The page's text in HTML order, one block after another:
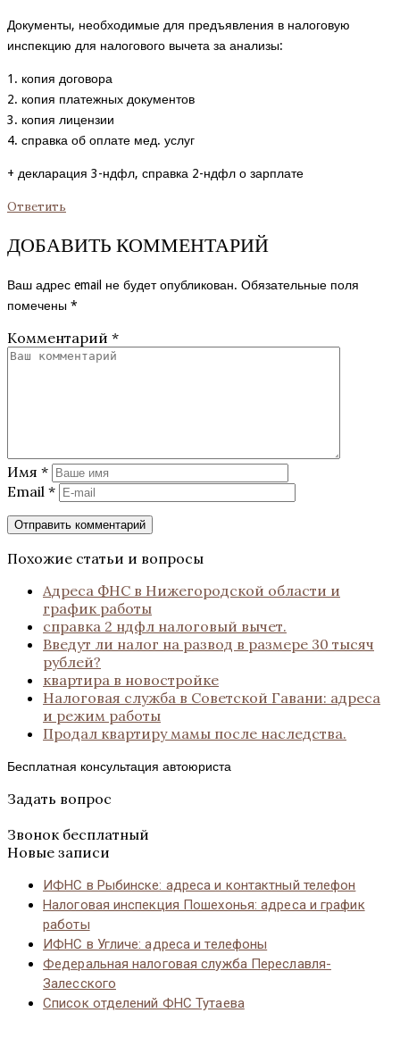
Документы, необходимые для предъявления в налоговую
инспекцию для налогового вычета за анализы:
1. копия договора
2. копия платежных документов
3. копия лицензии
4. справка об оплате мед. услуг
+ декларация 3-ндфл, справка 2-ндфл о зарплате
Ответить
ДОБАВИТЬ КОММЕНТАРИЙ
Ваш адрес email не будет опубликован. Обязательные поля
помечены *
Комментарий *
Имя *
Email *
Похожие статьи и вопросы
Адреса ФНС в Нижегородской области и
график работы
справка 2 ндфл налоговый вычет.
Введут ли налог на развод в размере 30 тысяч
рублей?
квартира в новостройке
Налоговая служба в Советской Гавани: адреса
и режим работы
Продал квартиру мамы после наследства.
Бесплатная консультация автоюриста
Задать вопрос
Звонок бесплатный
Новые записи
ИФНС в Рыбинске: адреса и контактный телефон
Налоговая инспекция Пошехонья: адреса и график
работы
ИФНС в Угличе: адреса и телефоны
Федеральная налоговая служба Переславля-
Залесского
Список отделений ФНС Тутаева